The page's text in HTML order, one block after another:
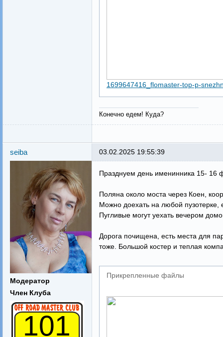
1699647416_flomaster-top-p-
Конечно едем! Куда?
seiba
Модератор
Член Клуба
101
03.02.2025 19:55:39
Празднуем день именинника 15- 16
Поляна около моста через Коен,
Можно доехать на любой
Пугливые могут уехать вечером
Дорога почищена, есть места для
тоже. Большой костер и теплая
Прикрепленные файлы